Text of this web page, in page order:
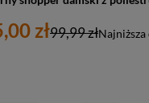
zł Najniższa
99,99 zł